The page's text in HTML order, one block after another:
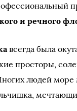
и речного
всегда была
просторы,
людей море